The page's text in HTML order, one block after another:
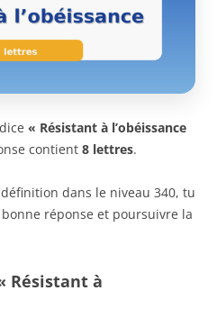
« Résistant à l’obéissance
contient 8 lettres.
dans le niveau 340, tu
réponse et poursuivre la
Résistant à